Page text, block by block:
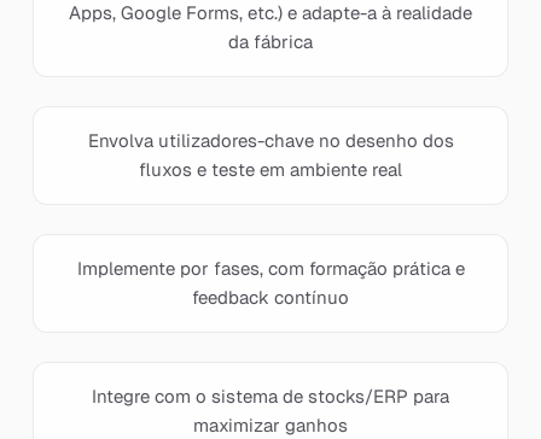
Apps, Google Forms, etc.) e adapte-a à realidade
da fábrica
Envolva utilizadores-chave no desenho dos
fluxos e teste em ambiente real
Implemente por fases, com formação prática e
feedback contínuo
Integre com o sistema de stocks/ERP para
maximizar ganhos